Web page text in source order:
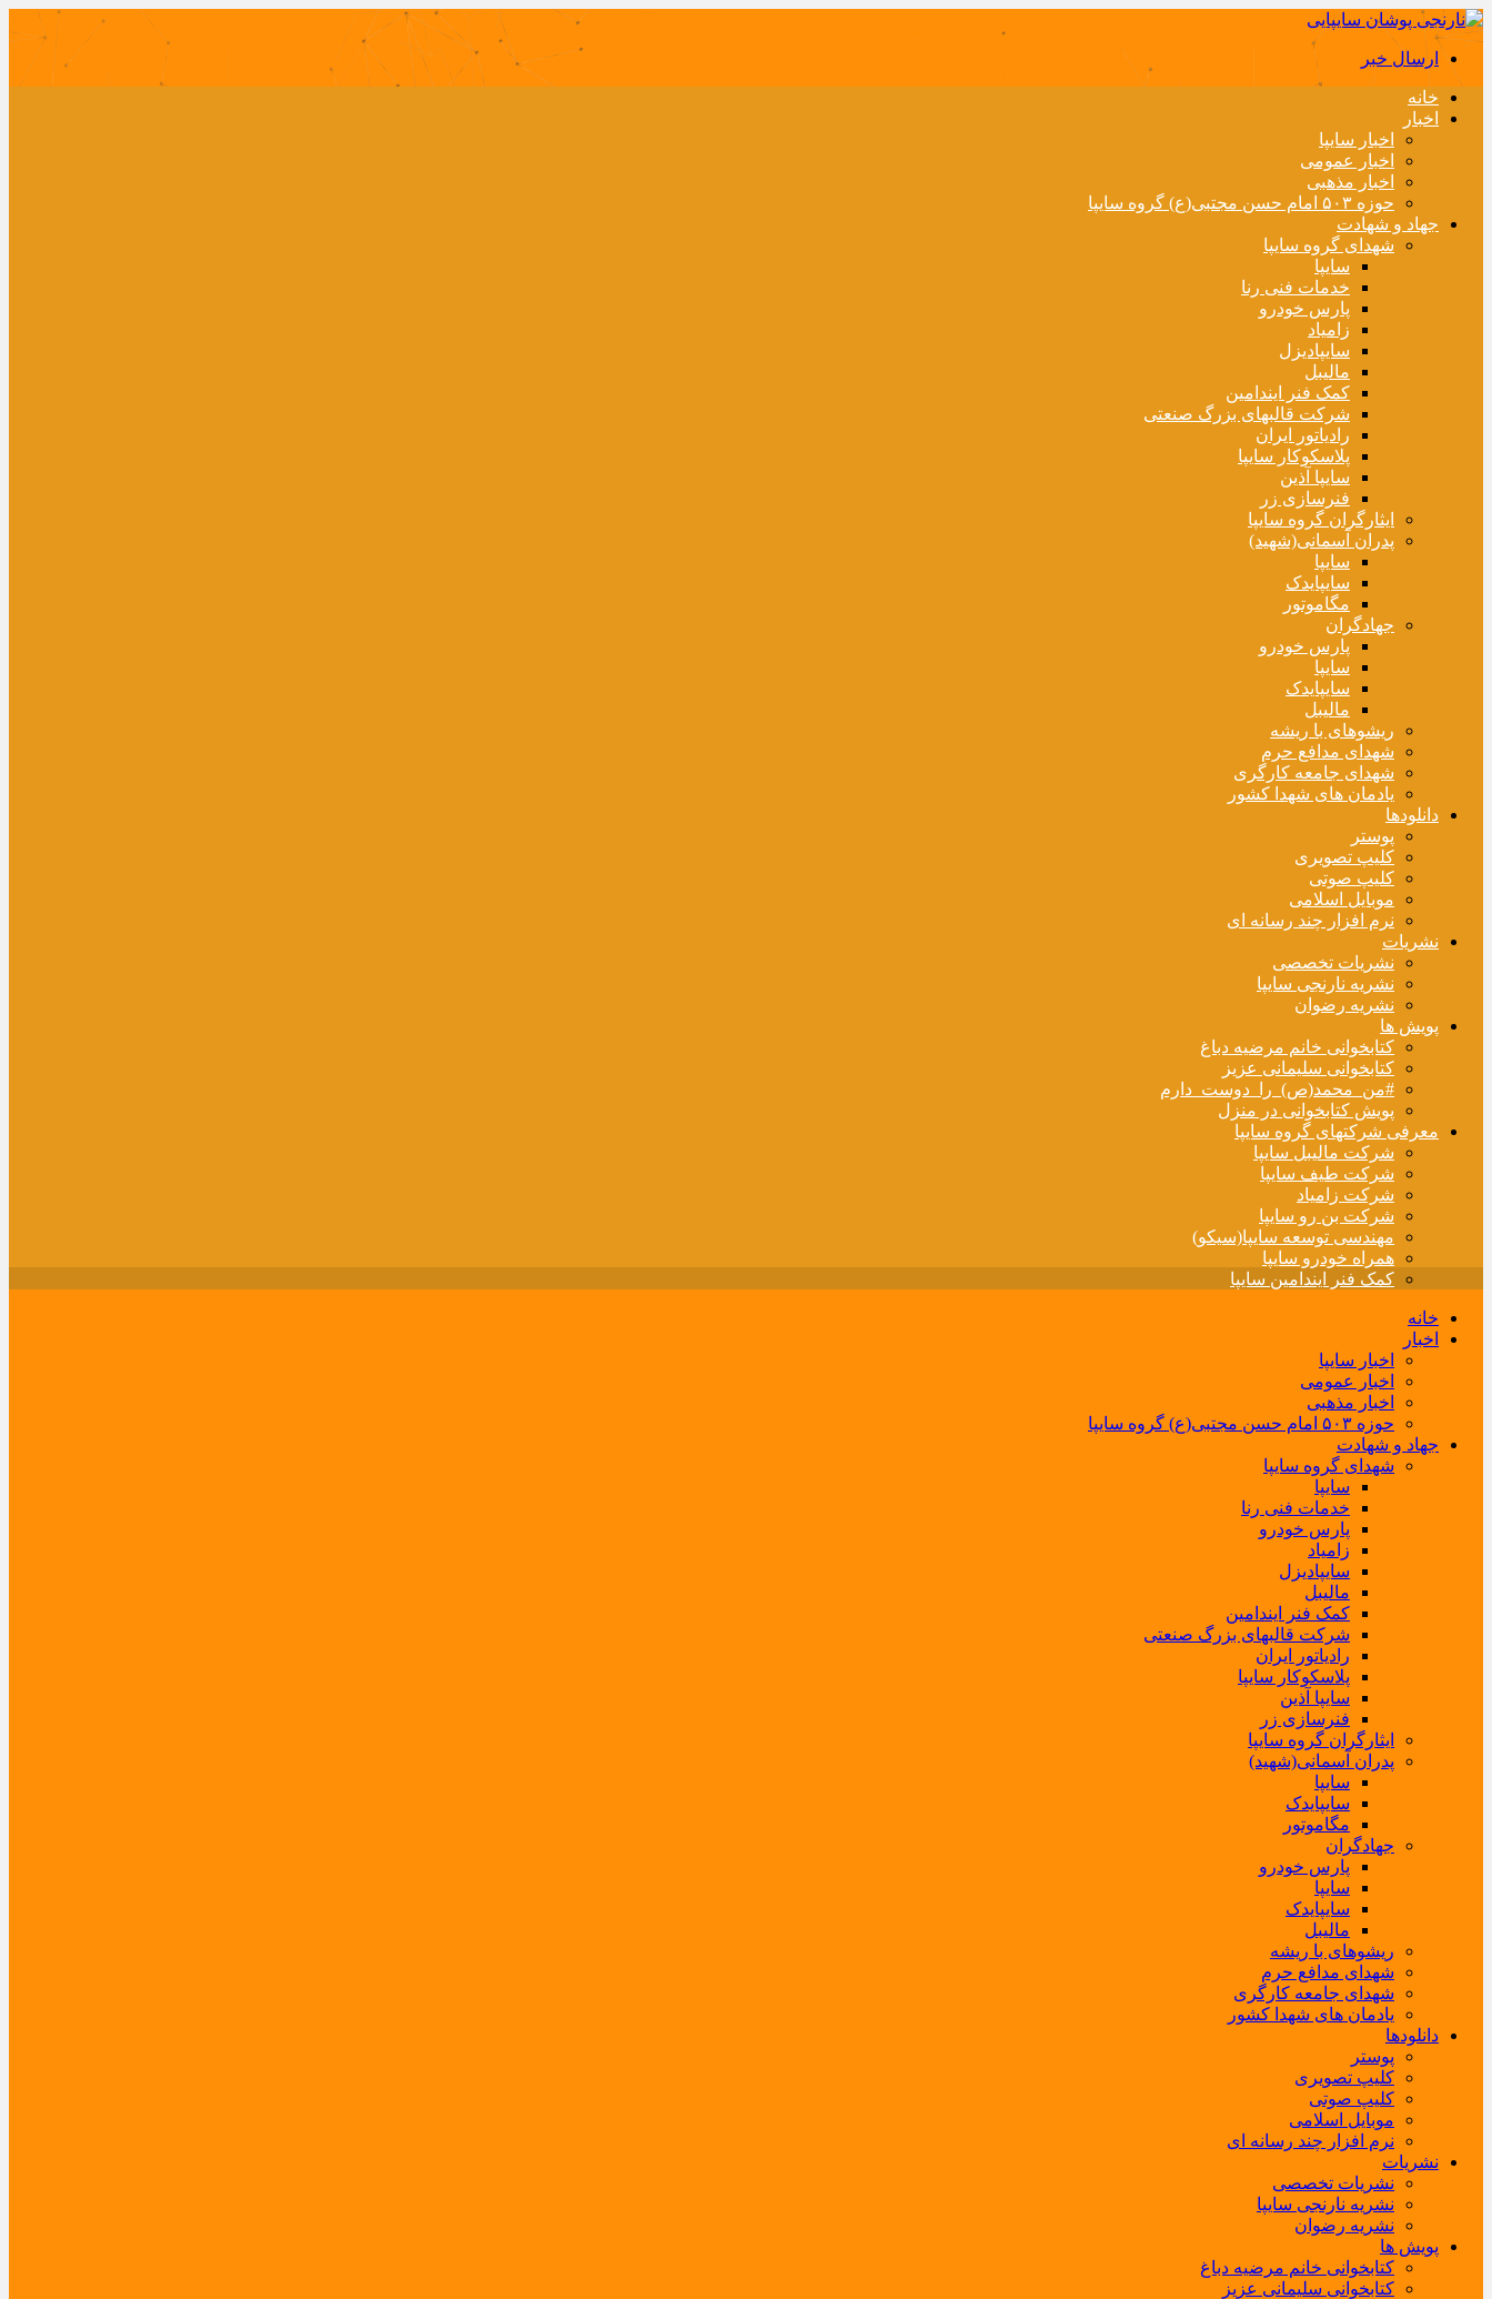
ارسال خبر
خانه
اخبار
اخبار سایپا
اخبار عمومی
اخبار مذهبی
حوزه ۵۰۳ امام حسن مجتبی(ع) گروه سایپا
جهاد و شهادت
شهدای گروه سایپا
سایپا
خدمات فنی رنا
پارس خودرو
زامیاد
سایپادیزل
مالیبل
کمک فنر ایندامین
شرکت قالبهای بزرگ صنعتی
رادیاتور ایران
پلاسکوکار سایپا
سایپا آذین
فنرسازی زر
ایثارگران گروه سایپا
پدران آسمانی(شهید)
سایپا
سایپایدک
مگاموتور
جهادگران
پارس خودرو
سایپا
سایپایدک
مالیبل
ریشوهای با ریشه
شهدای مدافع حرم
شهدای جامعه کارگری
یادمان های شهدا کشور
دانلودها
پوستر
کلیپ تصویری
کلیپ صوتی
موبایل اسلامی
نرم افزار چند رسانه ای
نشریات
نشریات تخصصی
نشریه نارنجی سایپا
نشریه رضوان
پویش ها
کتابخوانی خانم مرضیه دباغ
کتابخوانی سلیمانی عزیز
#من_محمد(ص)_را_دوست_دارم
پویش کتابخوانی در منزل
معرفی شرکتهای گروه سایپا
شرکت مالیبل سایپا
شرکت طیف سایپا
شرکت زامیاد
شرکت بن رو سایپا
مهندسی توسعه سایپا(سیکو)
همراه خودرو سایپا
کمک فنر ایندامین سایپا
خانه
اخبار
اخبار سایپا
اخبار عمومی
اخبار مذهبی
حوزه ۵۰۳ امام حسن مجتبی(ع) گروه سایپا
جهاد و شهادت
شهدای گروه سایپا
سایپا
خدمات فنی رنا
پارس خودرو
زامیاد
سایپادیزل
مالیبل
کمک فنر ایندامین
شرکت قالبهای بزرگ صنعتی
رادیاتور ایران
پلاسکوکار سایپا
سایپا آذین
فنرسازی زر
ایثارگران گروه سایپا
پدران آسمانی(شهید)
سایپا
سایپایدک
مگاموتور
جهادگران
پارس خودرو
سایپا
سایپایدک
مالیبل
ریشوهای با ریشه
شهدای مدافع حرم
شهدای جامعه کارگری
یادمان های شهدا کشور
دانلودها
پوستر
کلیپ تصویری
کلیپ صوتی
موبایل اسلامی
نرم افزار چند رسانه ای
نشریات
نشریات تخصصی
نشریه نارنجی سایپا
نشریه رضوان
پویش ها
کتابخوانی خانم مرضیه دباغ
کتابخوانی سلیمانی عزیز